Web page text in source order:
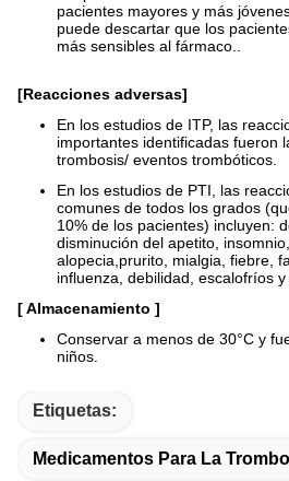
pacientes mayores y más
puede descartar que los
más sensibles al fármaco..
[Reacciones adversas]
En los estudios de ITP, las
importantes identificadas fueron
trombosis/ eventos trombóticos.
En los estudios de PTI, las
comunes de todos los grados
10% de los pacientes) incluyen:
disminución del apetito,
alopecia,prurito, mialgia, fiebre,
influenza, debilidad, escalofríos
[ Almacenamiento ]
Conservar a menos de 30°C y
niños.
Etiquetas:
Medicamentos Para La